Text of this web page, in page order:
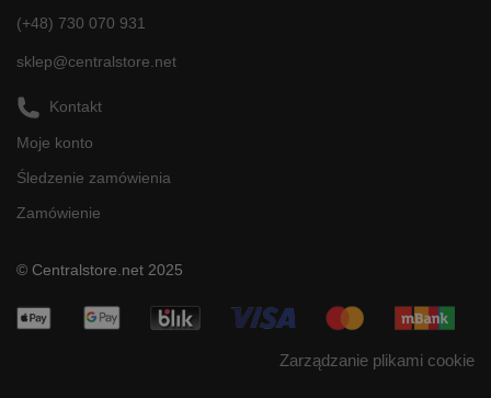
(+48) 730 070 931
sklep@centralstore.net
Kontakt
Moje konto
Śledzenie zamówienia
Zamówienie
© Centralstore.net 2025
Zarządzanie plikami cookie